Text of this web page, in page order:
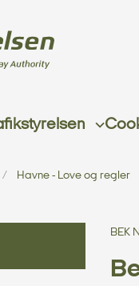
Havne - Love og regler
BEK